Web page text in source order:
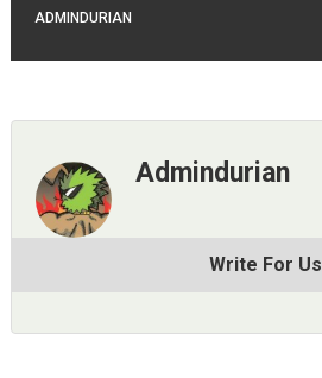
ADMINDURIAN
Admindurian
Write For Us